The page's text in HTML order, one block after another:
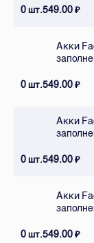
0шт.549.00₽
Акки
0шт.549.00₽
Акки
0шт.549.00₽
Акки
0шт.549.00₽